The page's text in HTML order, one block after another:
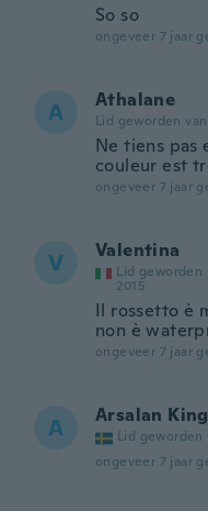
So so
ongeveer 7 jaar
A Athalane
Lid geworden van
Ne tiens pas
couleur est
ongeveer 7 jaar
V Valentina
Lid geworden
2015
Il rossetto è
non è
ongeveer 7 jaar
A Arsalan King
Lid geworden
ongeveer 7 jaar